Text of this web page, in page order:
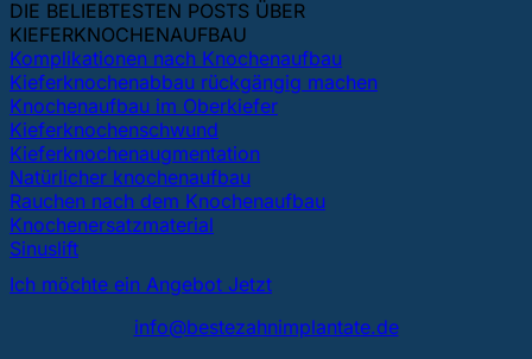
DIE BELIEBTESTEN POSTS ÜBER
KIEFERKNOCHENAUFBAU
Komplikationen nach Knochenaufbau
Kieferknochenabbau rückgängig machen
Knochenaufbau im Oberkiefer
Kieferknochenschwund
Kieferknochenaugmentation
Natürlicher knochenaufbau
Rauchen nach dem Knochenaufbau
Knochenersatzmaterial
Sinuslift
Ich möchte ein Angebot Jetzt
info@bestezahnimplantate.de